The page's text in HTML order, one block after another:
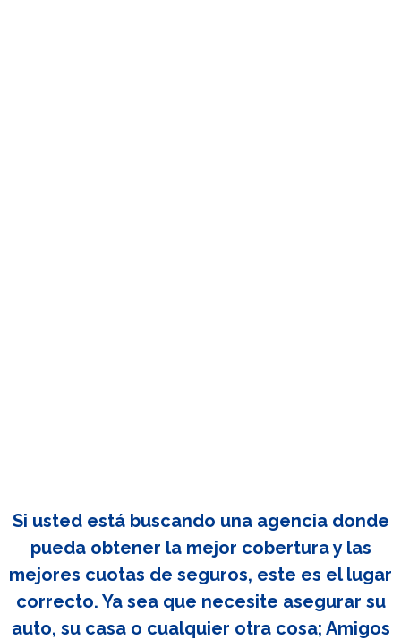
Si usted está buscando una agencia donde
pueda obtener la mejor cobertura y las
mejores cuotas de seguros, este es el lugar
correcto. Ya sea que necesite asegurar su
auto, su casa o cualquier otra cosa; Amigos